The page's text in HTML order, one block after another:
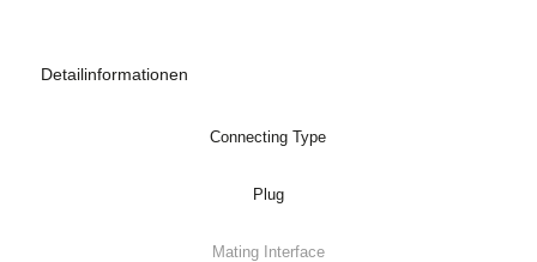
Detailinformationen
Connecting Type
Plug
Mating Interface